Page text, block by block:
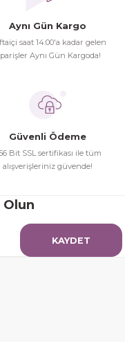
Aynı Gün Kargo
saat 14:00'a kadar gelen
Aynı Gün Kargoda!
Güvenli Ödeme
Bit SSL sertifikası ile tüm
alışverişleriniz güvende!
Olun
KAYDET